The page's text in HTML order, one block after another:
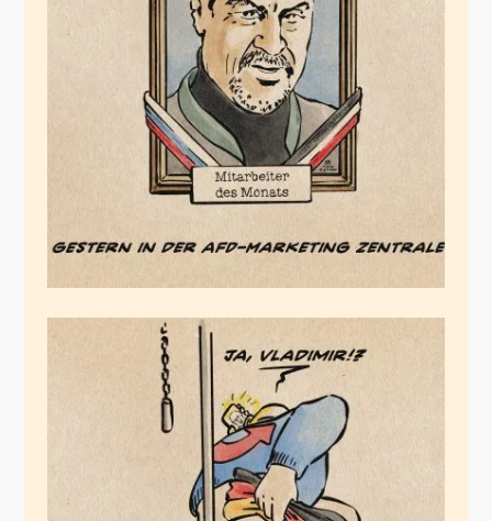
Der
Marketingmitarbeiter
des Monats
Januar 3, 2026
Der Patriotismus der